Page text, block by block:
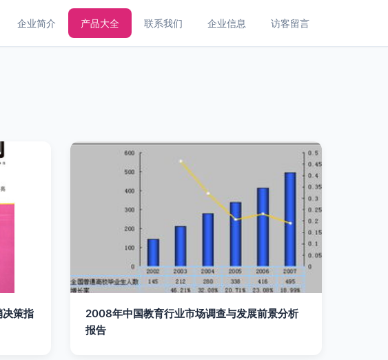
企业简介 产品大全 联系我们 企业信息 访客留言
决策指
2008年中国教育行业市场调查与发展前景分析
报告